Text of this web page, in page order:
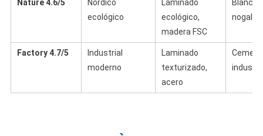
Nature 4.6/5
Nórdico
ecológico
Laminado
ecológico,
madera FSC
Blanco
nogal
Factory 4.7/5
Industrial
moderno
Laminado
texturizado,
acero